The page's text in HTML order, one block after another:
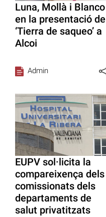
Luna, Mollà i Blanco
en la presentació de
‘Tierra de saqueo’ a
Alcoi
Admin
EUPV sol·licita la
compareixença dels
comissionats dels
departaments de
salut privatitzats